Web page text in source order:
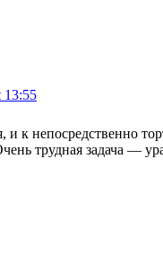
13:55
и к непосредственно
трудная задача —